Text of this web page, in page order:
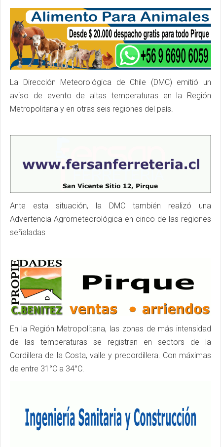
La Dirección Meteorológica de Chile (DMC) emitió un
aviso de evento de altas temperaturas en la Región
Metropolitana y en otras seis regiones del país.
Ante esta situación, la DMC también realizó una
Advertencia Agrometeorológica en cinco de las regiones
señaladas
En la Región Metropolitana, las zonas de más intensidad
de las temperaturas se registran en sectors de la
Cordillera de la Costa, valle y precordillera. Con máximas
de entre 31°C a 34°C.